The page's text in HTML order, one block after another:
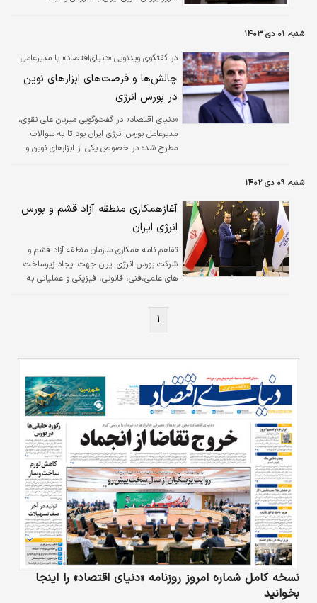
شنبه، ۰۱ دی ۱۴۰۳
در گفتگوی ویدئویی «دنیای‌اقتصاد» با مدیرعامل
بورس انرژی بررسی شد؛
چالش‌ها و فرصت‌های ابزارهای نوین
در بورس انرژی
«دنیای اقتصاد» در گفت‌وگویی میزبان علی نقوی،
مدیرعامل بورس انرژی ایران بود تا به سوالات
مطرح شده در خصوص یکی از ابزارهای نوین و
شنبه، ۰۹ دی ۱۴۰۲
آغازهمکاری منطقه آزاد قشم و بورس
انرژی ایران
تفاهم نامه همکاری سازمان منطقه آزاد قشم و
شرکت بورس انرژی ایران جهت ایجاد زیرساخت
های علمی،فنی، قانونی، فیزیکی و عملیاتی به
انواع ابزارها و نهادهای مالی بر بستر بورس انرژی
ایران در منطقه آزاد قشم به امضای عادل پیغامی،
رییس هیات مدیره و مدیرعامل سازمان منطقه آزاد
۱
نسخه کامل شماره امروز روزنامه «دنیای‌ اقتصاد» را اینجا
بخوانید